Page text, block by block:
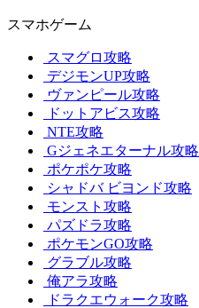
スマホゲーム
スマグロ攻略
デジモンUP攻略
ヴァンピール攻略
ドットアビス攻略
NTE攻略
Gジェネエターナル攻略
ポケポケ攻略
シャドバ ビヨンド攻略
モンスト攻略
パズドラ攻略
ポケモンGO攻略
グラブル攻略
俺アラ攻略
ドラクエウォーク攻略